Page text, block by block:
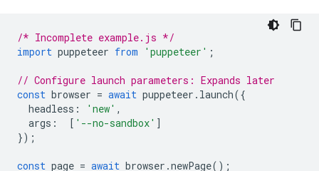
/* Incomplete example.js */
import puppeteer from 'puppeteer' ;
// Configure launch parameters: Expands later
const browser = await puppeteer . launch({
headless : 'new' ,
args : [ '--no-sandbox' ]
});
const page = await browser .newPage();